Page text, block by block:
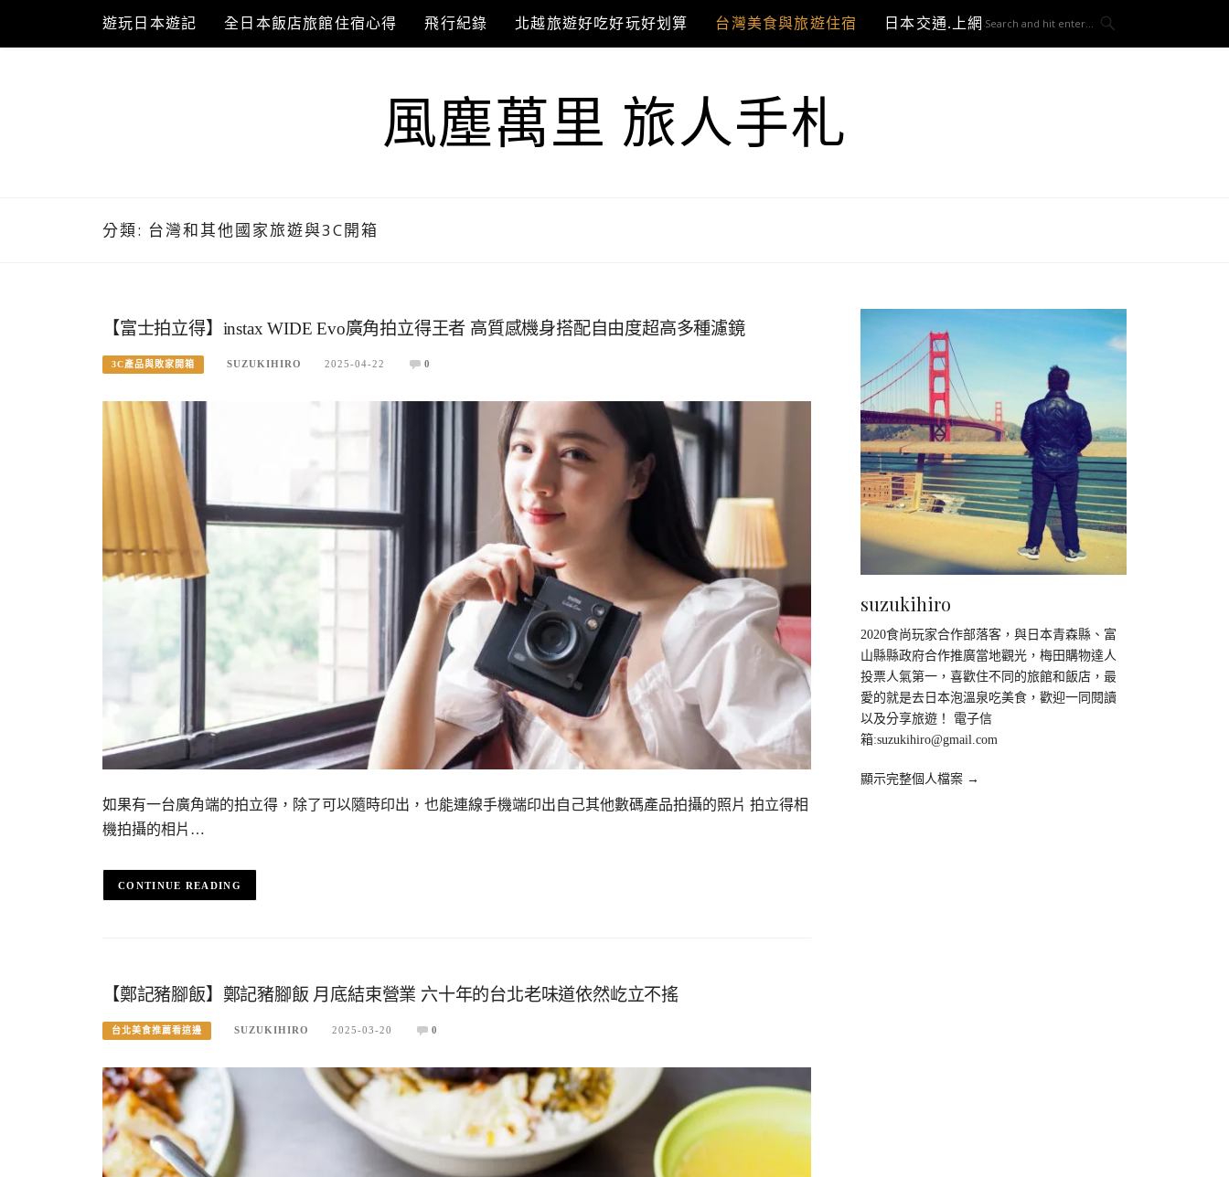
content
遊玩日本遊記 全日本飯店旅館住宿心得 飛行紀錄 北越旅遊好吃好玩好划算 台灣美食與旅遊住宿 日本交通.上網與3C開箱
風塵萬里 旅人手札
分類: 台灣和其他國家旅遊與3C開箱
【富士拍立得】instax WIDE Evo廣角拍立得王者 高質感機身搭配自由度超高多種濾鏡
3C產品與敗家開箱 SUZUKIHIRO 2025-04-22 0
如果有一台廣角端的拍立得，除了可以隨時印出，也能連線手機端印出自己其他數碼產品拍攝的照片 拍立得相
機拍攝的相片…
CONTINUE READING
【鄭記豬腳飯】鄭記豬腳飯 月底結束營業 六十年的台北老味道依然屹立不搖
台北美食推薦看這邊 SUZUKIHIRO 2025-03-20 0
suzukihiro
2020食尚玩家合作部落客，與日本青森縣、富
山縣縣政府合作推廣當地觀光，梅田購物達人
投票人氣第一，喜歡住不同的旅館和飯店，最
愛的就是去日本泡溫泉吃美食，歡迎一同閱讀
以及分享旅遊！ 電子信
箱:suzukihiro@gmail.com
顯示完整個人檔案 →